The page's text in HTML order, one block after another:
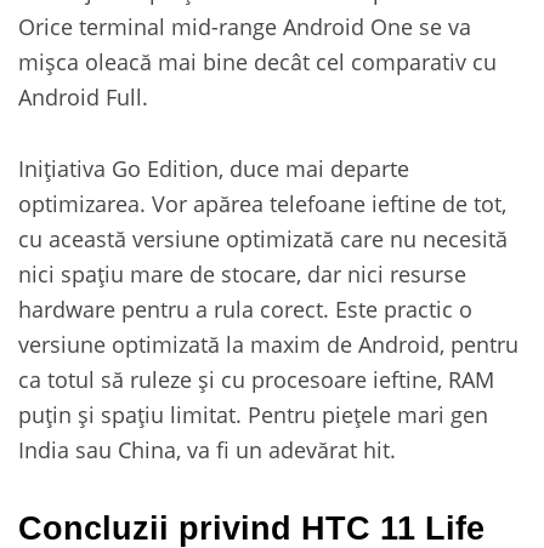
Orice terminal mid-range Android One se va
mișca oleacă mai bine decât cel comparativ cu
Android Full.
Inițiativa Go Edition, duce mai departe
optimizarea. Vor apărea telefoane ieftine de tot,
cu această versiune optimizată care nu necesită
nici spațiu mare de stocare, dar nici resurse
hardware pentru a rula corect. Este practic o
versiune optimizată la maxim de Android, pentru
ca totul să ruleze și cu procesoare ieftine, RAM
puțin și spațiu limitat. Pentru piețele mari gen
India sau China, va fi un adevărat hit.
Concluzii privind HTC 11 Life